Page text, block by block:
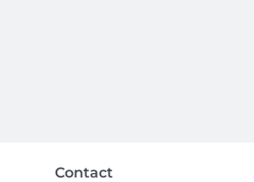
Contact